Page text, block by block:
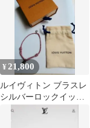
¥ 21,800
ルイヴィトン ブラスレ
シルバーロックイット
ソフィーターナー ブレ